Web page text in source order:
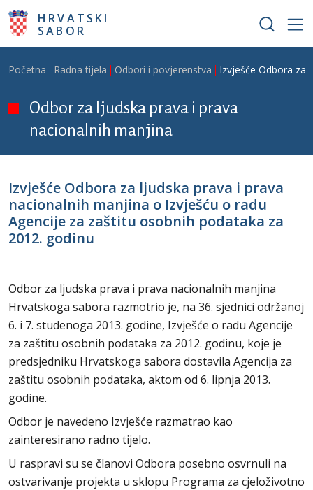
Skoči na glavni sadržaj
HRVATSKI
SABOR
Breadcrumb
Početna Radna tijela Odbori i povjerenstva Izvješće Odbora za
Odbor za ljudska prava i prava
nacionalnih manjina
Izvješće Odbora za ljudska prava i prava
nacionalnih manjina o Izvješću o radu
Agencije za zaštitu osobnih podataka za
2012. godinu
Odbor za ljudska prava i prava nacionalnih manjina
Hrvatskoga sabora razmotrio je, na 36. sjednici održanoj
6. i 7. studenoga 2013. godine, Izvješće o radu Agencije
za zaštitu osobnih podataka za 2012. godinu, koje je
predsjedniku Hrvatskoga sabora dostavila Agencija za
zaštitu osobnih podataka, aktom od 6. lipnja 2013.
godine.
Odbor je navedeno Izvješće razmatrao kao
zainteresirano radno tijelo.
U raspravi su se članovi Odbora posebno osvrnuli na
ostvarivanje projekta u sklopu Programa za cjeloživotno